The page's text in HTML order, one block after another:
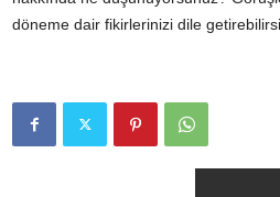
döneme dair fikirlerinizi dile